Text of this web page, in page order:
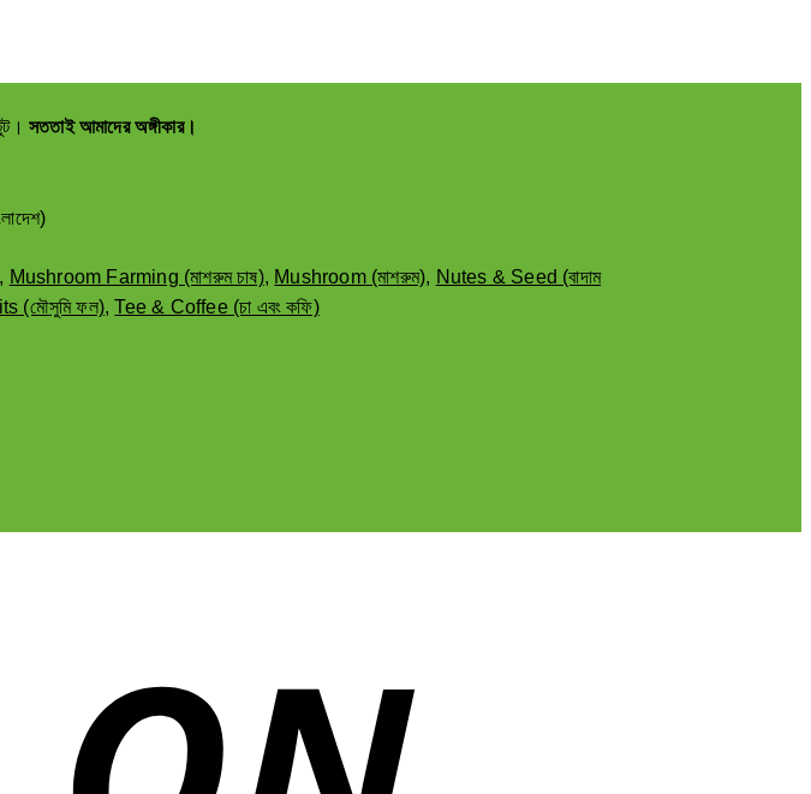
সততাই আমাদের অঙ্গীকার।
, Mushroom Farming (মাশরুম চাষ), Mushroom (মাশরুম), Nutes & Seed (বাদাম
(মৌসুমি ফল),Tee & Coffee (চা এবং কফি)